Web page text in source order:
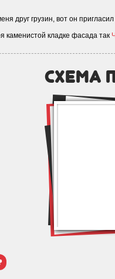
друг грузин, вот он
каменистой кладке фасада так
схема